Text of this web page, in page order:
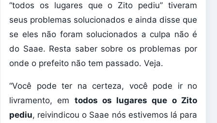
“todos os lugares que o Zito pediu” tiveram
seus problemas solucionados e ainda disse que
se eles não foram solucionados a culpa não é
do Saae. Resta saber sobre os problemas por
onde o prefeito não tem passado. Veja.
“Você pode ter na certeza, você pode ir no
livramento, em todos os lugares que o Zito
pediu, reivindicou o Saae nós estivemos lá para